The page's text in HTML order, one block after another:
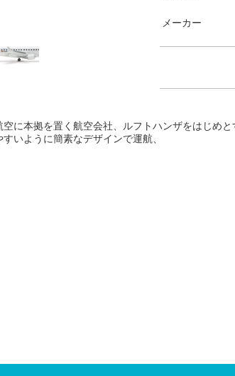
メーカー
に本拠を置く航空会社、ルフトハンザをはじめ
いように簡素なデザインで運航、